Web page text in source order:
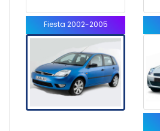
Fiesta 2002-2005